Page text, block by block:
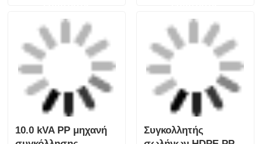
Αυτοματοποιημένη
συγκόλληση
σωλήνων
Αποστολή
ερώτησης
PE HDPE Μηχανή
Συγκόλλησης
Σωλήνων
Αποστολή
ερώτησης
Αρχική Σελίδα Περίπου εμείς επαφή
Desktop Site
Sitemap
Πολιτική μυστικότητας
ΠοιότηταΜηχανή συγκόλλησης με πυρήναΚίνα
εργοστάσιο.Copyright © 2026 Fusion Equipment